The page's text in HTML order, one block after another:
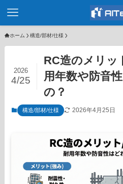
ホーム 構造/部材/仕様
RC造のメリッ
用年数や防音
の？
2026
4/25
構造/部材/仕様 2026年4月25日